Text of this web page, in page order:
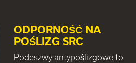
ODPORNOŚĆ NA
POŚLIZG SRC
Podeszwy antypoślizgowe to